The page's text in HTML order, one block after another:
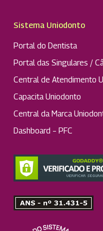
Sistema Uniodonto
Portal do Dentista
Portal das Singulares /
Central de Atendimento
Capacita Uniodonto
Central da Marca
Dashboard – PFC